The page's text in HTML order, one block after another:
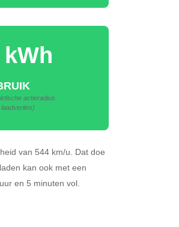
actieradius
van 544 km/u. Dat doe
kan ook met een
en 5 minuten vol.